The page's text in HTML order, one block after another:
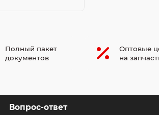
Полный пакет
документов
Оптовые
на
Вопрос-ответ